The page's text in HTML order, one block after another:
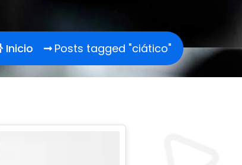
Inicio Posts tagged "ciático"